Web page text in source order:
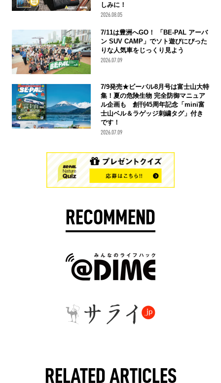
しみに！
2026.08.05
7/11は豊洲へGO！ 「BE-PAL アーバ
ン SUV CAMP」でソト遊びにぴった
りな人気車をじっくり見よう
2026.07.09
7/9発売★ビーパル8月号は富士山大特
集！夏の危険生物 完全防御マニュア
ル企画も 創刊45周年記念「mini富
士山ベル＆ラゲッジ刺繍タグ」付き
です！
2026.07.09
RECOMMEND
RELATED ARTICLES